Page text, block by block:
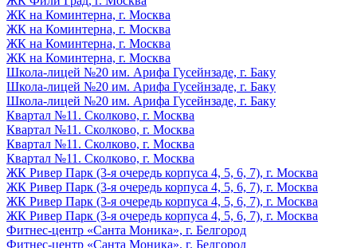
ЖК на Коминтерна, г. Москва
ЖК на Коминтерна, г. Москва
ЖК на Коминтерна, г. Москва
ЖК на Коминтерна, г. Москва
Школа-лицей №20 им. Арифа Гусейнзаде, г. Баку
Школа-лицей №20 им. Арифа Гусейнзаде, г. Баку
Школа-лицей №20 им. Арифа Гусейнзаде, г. Баку
Квартал №11. Сколково, г. Москва
Квартал №11. Сколково, г. Москва
Квартал №11. Сколково, г. Москва
Квартал №11. Сколково, г. Москва
ЖК Ривер Парк (3-я очередь корпуса 4, 5, 6, 7), г. Москва
ЖК Ривер Парк (3-я очередь корпуса 4, 5, 6, 7), г. Москва
ЖК Ривер Парк (3-я очередь корпуса 4, 5, 6, 7), г. Москва
ЖК Ривер Парк (3-я очередь корпуса 4, 5, 6, 7), г. Москва
Фитнес-центр «Санта Моника», г. Белгород
Фитнес-центр «Санта Моника», г. Белгород